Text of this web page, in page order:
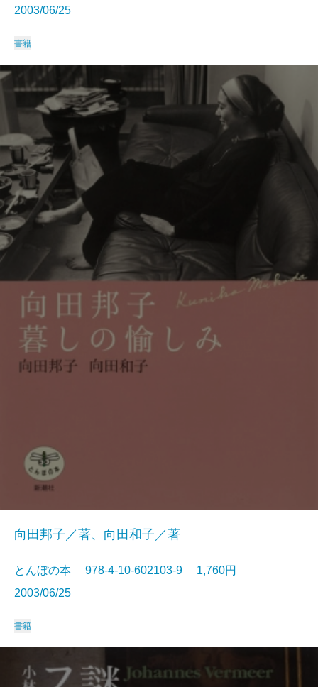
2003/06/25
書籍
向田邦子／著、向田和子／著
とんぼの本 978-4-10-602103-9 1,760円
2003/06/25
書籍